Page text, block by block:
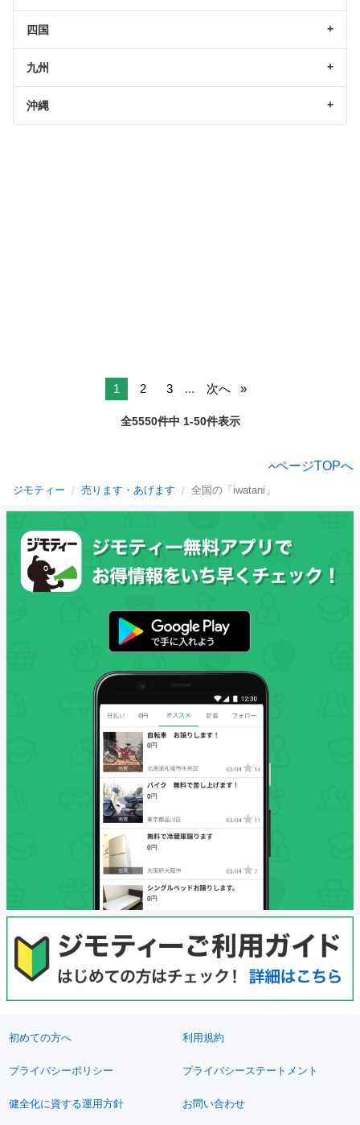
四国
九州
沖縄
1 2 3 ... 次へ
全5550件中 1-50件表示
ページTOPへ
ジモティー 売ります・あげます 全国の「iwatani」
初めての方へ 利用規約
プライバシーポリシー プライバシーステートメント
健全化に資する運用方針 お問い合わせ